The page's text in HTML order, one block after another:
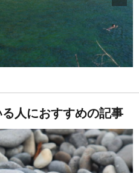
人におすすめの記事